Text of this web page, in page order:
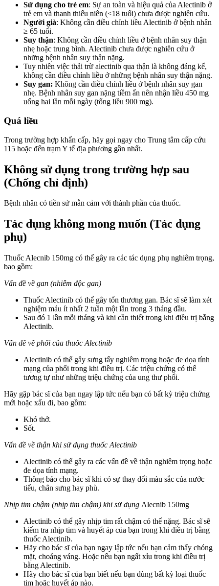
Sử dụng cho trẻ em: Sự an toàn và hiệu quả của Alectinib ở
trẻ em và thanh thiếu niên (<18 tuổi) chưa được nghiên cứu.
Người già: Không cần điều chỉnh liều Alectinib ở bệnh nhân
≥ 65 tuổi.
Suy thận: Không cần điều chỉnh liều ở bệnh nhân suy thận
nhẹ hoặc trung bình. Alectinib chưa được nghiên cứu ở
những bệnh nhân suy thận nặng.
Tuy nhiên việc thải trừ alectinib qua thận là không đáng kể,
không cần điều chỉnh liều ở những bệnh nhân suy thận nặng.
Suy gan: Không cần điều chỉnh liều ở bệnh nhân suy gan
nhẹ. Bệnh nhân suy gan nặng tiềm ẩn nên nhận liều 450 mg
uống hai lần mỗi ngày (tổng liều 900 mg).
Quá liều
Trong trường hợp khẩn cấp, hãy gọi ngay cho Trung tâm cấp cứu
115 hoặc đến trạm Y tế địa phương gần nhất.
Không sử dụng trong trường hợp sau
(Chống chỉ định)
Bệnh nhân có tiền sử mẫn cảm với thành phần của thuốc.
Tác dụng không mong muốn (Tác dụng
phụ)
Thuốc Alecnib 150mg có thể gây ra các tác dụng phụ nghiêm trọng,
bao gồm:
Vấn đề về gan (nhiễm độc gan)
Thuốc Alectinib có thể gây tổn thương gan. Bác sĩ sẽ làm xét
nghiệm máu ít nhất 2 tuần một lần trong 3 tháng đầu.
Sau đó 1 lần mỗi tháng và khi cần thiết trong khi điều trị bằng
Alectinib.
Vấn đề về phổi của thuốc Alectinib
Alectinib có thể gây sưng tấy nghiêm trọng hoặc đe dọa tính
mạng của phổi trong khi điều trị. Các triệu chứng có thể
tương tự như những triệu chứng của ung thư phổi.
Hãy gặp bác sĩ của bạn ngay lập tức nếu bạn có bất kỳ triệu chứng
mới hoặc xấu đi, bao gồm:
Khó thở.
Sốt.
Vấn đề về thận khi sử dụng thuốc Alectinib
Alectinib có thể gây ra các vấn đề về thận nghiêm trọng hoặc
đe dọa tính mạng.
Thông báo cho bác sĩ khi có sự thay đổi màu sắc của nước
tiểu, chân sưng hay phù.
Nhịp tim chậm (nhịp tim chậm) khi sử dụng Alecnib 150mg
Alectinib có thể gây nhịp tim rất chậm có thể nặng. Bác sĩ sẽ
kiểm tra nhịp tim và huyết áp của bạn trong khi điều trị bằng
thuốc Alectinib.
Hãy cho bác sĩ của bạn ngay lập tức nếu bạn cảm thấy chóng
mặt, choáng váng. Hoặc nếu bạn ngất xỉu trong khi điều trị
bằng Alectinib.
Hãy cho bác sĩ của bạn biết nếu bạn dùng bất kỳ loại thuốc
tim hoặc huyết áp nào.